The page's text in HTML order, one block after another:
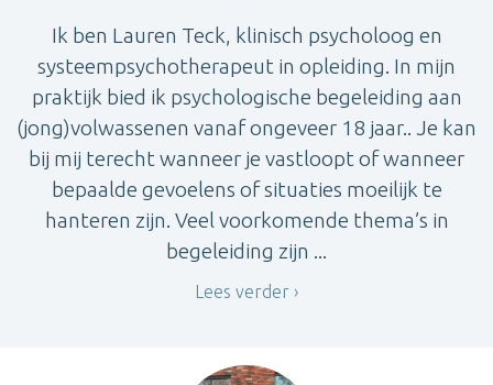
Ik ben Lauren Teck, klinisch psycholoog en
systeempsychotherapeut in opleiding. In mijn
praktijk bied ik psychologische begeleiding aan
(jong)volwassenen vanaf ongeveer 18 jaar.. Je kan
bij mij terecht wanneer je vastloopt of wanneer
bepaalde gevoelens of situaties moeilijk te
hanteren zijn. Veel voorkomende thema’s in
begeleiding zijn ...
Lees verder